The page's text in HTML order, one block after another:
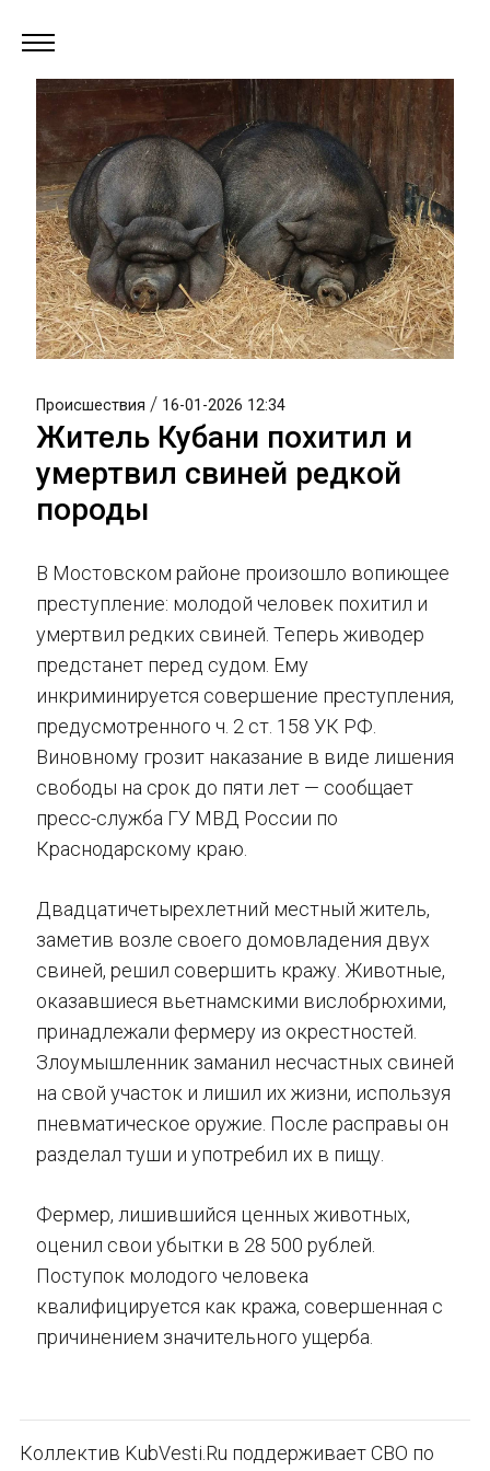
Происшествия / 16-01-2026 12:34
Житель Кубани похитил и
умертвил свиней редкой
породы
В Мостовском районе произошло вопиющее
преступление: молодой человек похитил и
умертвил редких свиней. Теперь живодер
предстанет перед судом. Ему
инкриминируется совершение преступления,
предусмотренного ч. 2 ст. 158 УК РФ.
Виновному грозит наказание в виде лишения
свободы на срок до пяти лет — сообщает
пресс-служба ГУ МВД России по
Краснодарскому краю.
Двадцатичетырехлетний местный житель,
заметив возле своего домовладения двух
свиней, решил совершить кражу. Животные,
оказавшиеся вьетнамскими вислобрюхими,
принадлежали фермеру из окрестностей.
Злоумышленник заманил несчастных свиней
на свой участок и лишил их жизни, используя
пневматическое оружие. После расправы он
разделал туши и употребил их в пищу.
Фермер, лишившийся ценных животных,
оценил свои убытки в 28 500 рублей.
Поступок молодого человека
квалифицируется как кража, совершенная с
причинением значительного ущерба.
Коллектив KubVesti.Ru поддерживает СВО по